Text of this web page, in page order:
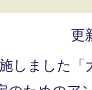
更
しました「